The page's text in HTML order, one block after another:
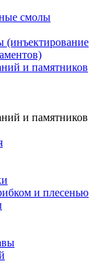
смолы
(инъектирование
и памятников
и памятников
и плесенью